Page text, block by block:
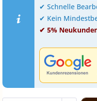
✔ Schnelle
✔ Kein
✔ 5%